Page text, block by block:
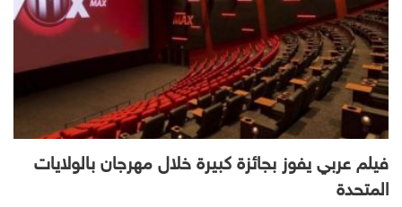
فيلم عربي يفوز بجائزة كبيرة خلال مهرجان بالولايات
المتحدة